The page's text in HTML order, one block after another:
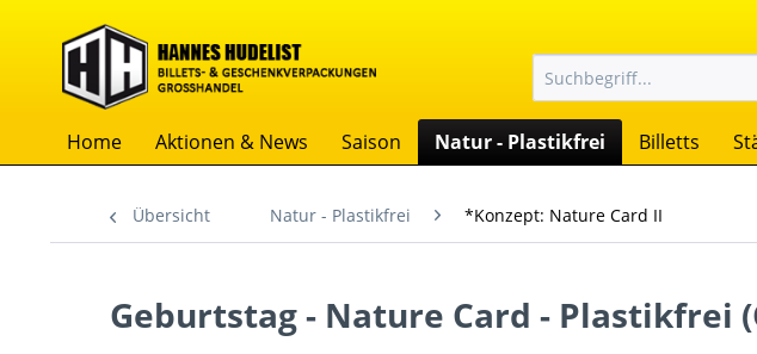
Home Aktionen & News Saison Natur - Plastikfrei Billetts
Übersicht Natur - Plastikfrei *Konzept: Nature Card II
Geburtstag - Nature Card - Plastikfrei